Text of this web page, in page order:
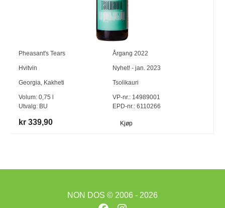
Pheasant's Tears Årgang 2022
Hvitvin Nyhet! - jan. 2023
Georgia, Kakheti Tsolikauri
Volum:0,75
Utvalg: BU
VP-nr.:14989001
EPD-nr.: 6110266
kr 339,90 Kjøp
NON DOS © 2006 - 2026